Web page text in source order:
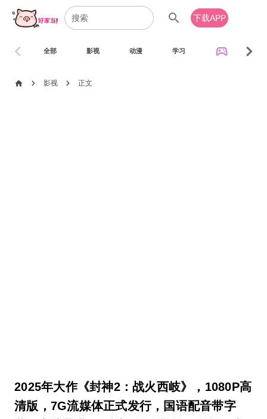
search 下载APP
全部 影视 动漫 学习 sports_esports
chevron_left chevron_right
home chevron_right 影视 chevron_right 正文
2025年大作《封神2：战火西岐》，1080P高
清版，7G流媒体正式发行，国语配音带字